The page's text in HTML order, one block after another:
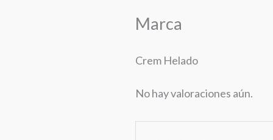
Marca
Crem Helado
No hay valoraciones aún.